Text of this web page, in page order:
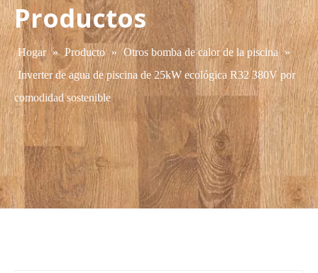
Productos
Hogar » Producto » Otros bomba de calor de la piscina »
Inverter de agua de piscina de 25kW ecológica R32 380V por
comodidad sostenible